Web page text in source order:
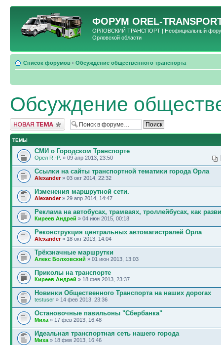
ФОРУМ OREL-
ОРЛОВСКИЙ ТРАНСПОРТ | Неофициальный форум
Орловской области
Список форумов ‹ Обсуждение общественного транспорта
Обсуждение
Новая тема
ТЕМЫ
СМИ о Городском Транспорте
Орел R.-P. » 09 апр 2013, 23:50
Ссылки на сайты транспортной тематики города Орла
Alexander» 03 окт 2014, 22:32
Изменения маршрутной сети.
Alexander» 29 апр 2014, 14:47
Реклама на автобусах, трамваях, троллейбусах, как
Киреев Андрей » 04 июн 2015, 00:18
Реконструкция центральных автомагистралей Орла
Alexander» 18 окт 2013, 14:04
Трёхзначные маршрутки
Алекс Болховский » 01 июн 2013, 13:03
Приколы на транспорте
Киреев Андрей » 18 фев 2013, 23:37
Новинки Общественного Транспорта на наших дорогах
testuser » 14 фев 2013, 23:36
Остановочные павильоны "Сбербанка"
Миха » 17 фев 2013, 16:48
Идеальная транспортная сеть нашего города
Миха » 18 фев 2013, 16:46